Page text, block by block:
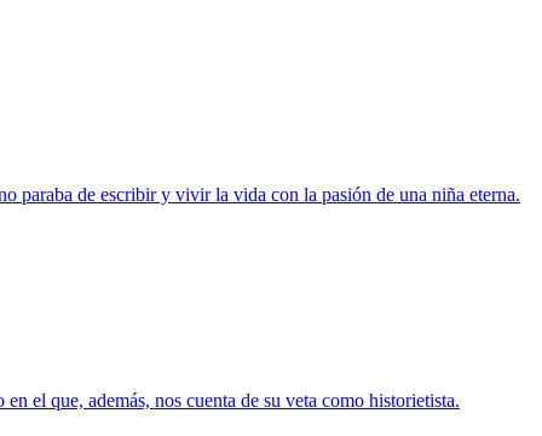
paraba de escribir y vivir la vida con la pasión de una niña eterna.
el que, además, nos cuenta de su veta como historietista.